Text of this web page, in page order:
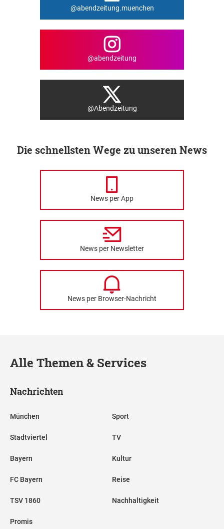
@abendzeitung.muenchen
@abendzeitung
@Abendzeitung
Die schnellsten Wege zu unseren News
News per App
News per Newsletter
News per Browser-Nachricht
Alle Themen & Services
Nachrichten
München
Stadtviertel
Bayern
FC Bayern
TSV 1860
Promis
Sport
TV
Kultur
Reise
Nachhaltigkeit